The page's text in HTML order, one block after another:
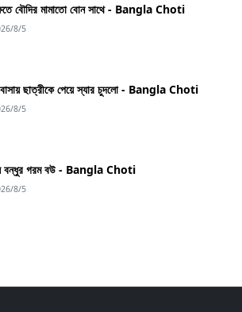
বৌদির মামাতো বোন সাথে - Bangla Choti
8/5
ছাত্রীকে পেয়ে স্যার চুদলো - Bangla Choti
8/5
বন্ধুর গরম বউ - Bangla Choti
8/5